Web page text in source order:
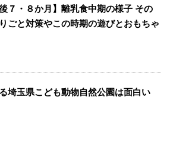
後７・８か月】離乳食中期の様子 その
ごと対策やこの時期の遊びとおもちゃ
埼玉県こども動物自然公園は面白い